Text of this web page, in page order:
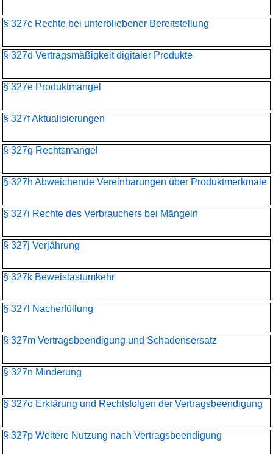
§ 327c Rechte bei unterbliebener Bereitstellung
§ 327d Vertragsmäßigkeit digitaler Produkte
§ 327e Produktmangel
§ 327f Aktualisierungen
§ 327g Rechtsmangel
§ 327h Abweichende Vereinbarungen über Produktmerkmale
§ 327i Rechte des Verbrauchers bei Mängeln
§ 327j Verjährung
§ 327k Beweislastumkehr
§ 327l Nacherfüllung
§ 327m Vertragsbeendigung und Schadensersatz
§ 327n Minderung
§ 327o Erklärung und Rechtsfolgen der Vertragsbeendigung
§ 327p Weitere Nutzung nach Vertragsbeendigung